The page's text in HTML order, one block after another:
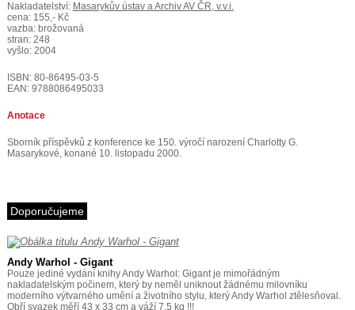
Nakladatelství: Masarykův ústav a Archiv AV ČR, v.v.i.
cena: 155,- Kč
vazba: brožovaná
stran: 248
vyšlo: 2004
ISBN: 80-86495-03-5
EAN: 9788086495033
Anotace
Sborník příspěvků z konference ke 150. výročí narození Charlotty G.
Masarykové, konané 10. listopadu 2000.
Doporučujeme
Andy Warhol - Gigant
Pouze jediné vydání knihy Andy Warhol: Gigant je mimořádným
nakladatelským počinem, který by neměl uniknout žádnému milovníku
moderního výtvarného umění a životního stylu, který Andy Warhol ztělesňoval.
Obří svazek měří 43 x 33 cm a váží 7,5 kg !!!